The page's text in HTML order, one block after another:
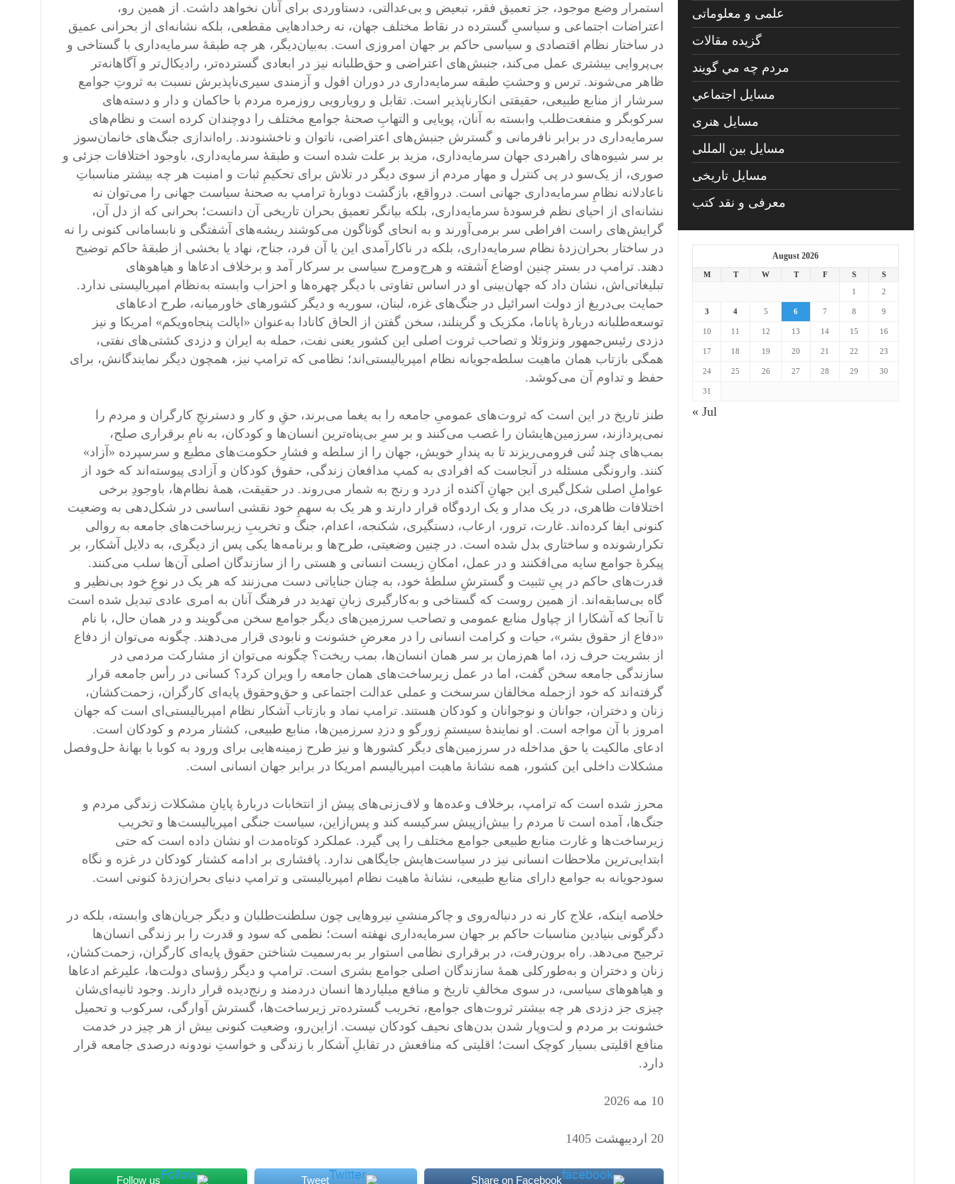
استمرار وضع موجود، جز تعمیق فقر، تبعیض و بی‌عدالتی، دستاوردی برای آنان نخواهد داشت. از همین رو،
اعتراضات اجتماعی و سیاسیِ گسترده در نقاط مختلف جهان، نه رخدادهایی مقطعی، بلکه نشانه‌ای از بحرانی عمیق
در ساختار نظام اقتصادی و سیاسی حاکم بر جهان امروزی است. به‌بیان‌دیگر، هر چه طبقهٔ سرمایه‌داری با گستاخی و
بی‌پروایی بیشتری عمل می‌کند، جنبش‌های اعتراضی و حق‌طلبانه نیز در ابعادی گسترده‌تر، رادیکال‌تر و آگاهانه‌تر
ظاهر می‌شوند. ترس و وحشتِ طبقه سرمایه‌داری در دوران افول و آزمندی سیری‌ناپذیرش نسبت به ثروتِ جوامع
سرشار از منابع طبیعی، حقیقتی انکارناپذیر است. تقابل و رویارویی روزمره مردم با حاکمان و دار و دسته‌های
سرکوبگر و منفعت‌طلب وابسته به آنان، پویایی و التهابِ صحنهٔ جوامع مختلف را دوچندان کرده است و نظام‌های
سرمایه‌داری در برابر نافرمانی و گسترش جنبش‌های اعتراضی، ناتوان و ناخشنودند. راه‌اندازی جنگ‌های خانمان‌سوز
بر سر شیوه‌های راهبردی جهان سرمایه‌داری، مزید بر علت شده است و طبقهٔ سرمایه‌داری، باوجود اختلافات جزئی و
صوری، از یک‌سو در پی کنترل و مهار مردم از سوی دیگر در تلاش برای تحکیمِ ثبات و امنیت هر چه بیشتر مناسباتِ
ناعادلانه نظامِ سرمایه‌داری جهانی است. درواقع، بازگشت دوبارهٔ ترامپ به صحنهٔ سیاست جهانی را می‌توان نه
نشانه‌ای از احیای نظم فرسودهٔ سرمایه‌داری، بلکه بیانگر تعمیق بحران تاریخی آن دانست؛ بحرانی که از دل آن،
گرایش‌های راست افراطی سر برمی‌آورند و به انحای گوناگون می‌کوشند ریشه‌های آشفتگی و نابسامانی کنونی را نه
در ساختار بحران‌زدهٔ نظام سرمایه‌داری، بلکه در ناکارآمدی این یا آن فرد، جناح، نهاد یا بخشی از طبقهٔ حاکم توضیح
دهند. ترامپ در بستر چنین اوضاع آشفته و هرج‌ومرج سیاسی بر سرکار آمد و برخلاف ادعاها و هیاهوهای
تبلیغاتی‌اش، نشان داد که جهان‌بینی او در اساس تفاوتی با دیگر چهره‌ها و احزاب وابسته به‌نظام امپریالیستی ندارد.
حمایت بی‌دریغ از دولت اسرائیل در جنگ‌های غزه، لبنان، سوریه و دیگر کشورهای خاورمیانه، طرح ادعاهای
توسعه‌طلبانه دربارهٔ پاناما، مکزیک و گرینلند، سخن گفتن از الحاق کانادا به‌عنوان «ایالت پنجاه‌ویکم» امریکا و نیز
دزدی رئیس‌جمهور ونزوئلا و تصاحب ثروت اصلی این کشور یعنی نفت، حمله به ایران و دزدی کشتی‌های نفتی،
همگی بازتاب همان ماهیت سلطه‌جویانه نظام امپریالیستی‌اند؛ نظامی که ترامپ نیز، همچون دیگر نمایندگانش، برای
حفظ و تداوم آن می‌کوشد.
طنز تاریخ در این است که ثروت‌های عمومیِ جامعه را به یغما می‌برند، حقِ و کار و دسترنجِ کارگران و مردم را
نمی‌پردازند، سرزمین‌هایشان را غصب می‌کنند و بر سرِ بی‌پناه‌ترین انسان‌ها و کودکان، به نامِ برقراری صلح،
بمب‌های چند تُنی فرومی‌ریزند تا به پندارِ خویش، جهان را از سلطه و فشارِ حکومت‌های مطیع و سرسپرده «آزاد»
کنند. وارونگی مسئله در آنجاست که افرادی به کمپ مدافعان زندگی، حقوق کودکان و آزادی پیوسته‌اند که خود از
عواملِ اصلی شکل‌گیری این جهانِ آکنده از درد و رنج به شمار می‌روند. در حقیقت، همهٔ نظام‌ها، باوجودِ برخی
اختلافات ظاهری، در یک مدار و یک اردوگاه قرار دارند و هر یک به سهمِ خود نقشی اساسی در شکل‌دهی به وضعیت
کنونی ایفا کرده‌اند. غارت، ترور، ارعاب، دستگیری، شکنجه، اعدام، جنگ و تخریبِ زیرساخت‌های جامعه به روالی
تکرارشونده و ساختاری بدل شده است. در چنین وضعیتی، طرح‌ها و برنامه‌ها یکی پس از دیگری، به دلایل آشکار، بر
پیکرهٔ جوامع سایه می‌افکنند و در عمل، امکانِ زیست انسانی و هستی را از سازندگان اصلی آن‌ها سلب می‌کنند.
قدرت‌های حاکم در پیِ تثبیت و گسترشِ سلطهٔ خود، به چنان جنایاتی دست می‌زنند که هر یک در نوعِ خود بی‌نظیر و
گاه بی‌سابقه‌اند. از همین روست که گستاخی و به‌کارگیری زبانِ تهدید در فرهنگ آنان به امری عادی تبدیل شده است
تا آنجا که آشکارا از چپاول منابع عمومی و تصاحب سرزمین‌های دیگر جوامع سخن می‌گویند و در همان حال، با نام
«دفاع از حقوق بشر»، حیات و کرامت انسانی را در معرضِ خشونت و نابودی قرار می‌دهند. چگونه می‌توان از دفاع
از بشریت حرف زد، اما هم‌زمان بر سر همان انسان‌ها، بمب ریخت؟ چگونه می‌توان از مشارکت مردمی در
سازندگی جامعه سخن گفت، اما در عمل زیرساخت‌های همان جامعه را ویران کرد؟ کسانی در رأس جامعه قرار
گرفته‌اند که خود ازجمله مخالفان سرسخت و عملی عدالت اجتماعی و حق‌وحقوق پایه‌ای کارگران، زحمت‌کشان،
زنان و دختران، جوانان و نوجوانان و کودکان هستند. ترامپ نماد و بازتاب آشکار نظام امپریالیستی‌ای است که جهان
امروز با آن مواجه است. او نمایندهٔ سیستمِ زورگو و دزدِ سرزمین‌ها، منابع طبیعی، کشتار مردم و کودکان است.
ادعای مالکیت یا حق مداخله در سرزمین‌های دیگر کشورها و نیز طرح زمینه‌هایی برای ورود به کوبا با بهانهٔ حل‌وفصل
مشکلات داخلی این کشور، همه نشانهٔ ماهیت امپریالیسم امریکا در برابر جهان انسانی است.
محرز شده است که ترامپ، برخلاف وعده‌ها و لاف‌زنی‌های پیش از انتخابات دربارهٔ پایانِ مشکلات زندگی مردم و
جنگ‌ها، آمده است تا مردم را بیش‌ازپیش سرکیسه کند و پس‌ازاین، سیاست جنگی امپریالیست‌ها و تخریب
زیرساخت‌ها و غارت منابع طبیعی جوامع مختلف را پی گیرد. عملکرد کوتاه‌مدت او نشان داده است که حتی
ابتدایی‌ترین ملاحظات انسانی نیز در سیاست‌هایش جایگاهی ندارد. پافشاری بر ادامه کشتار کودکان در غزه و نگاه
سودجویانه به جوامع دارای منابع طبیعی، نشانهٔ ماهیت نظام امپریالیستی و ترامپ دنیای بحران‌زدهٔ کنونی است.
خلاصه اینکه، علاج کار نه در دنباله‌روی و چاکرمنشیِ نیروهایی چون سلطنت‌طلبان و دیگر جریان‌های وابسته، بلکه در
دگرگونی بنیادین مناسبات حاکم بر جهان سرمایه‌داری نهفته است؛ نظمی که سود و قدرت را بر زندگی انسان‌ها
ترجیح می‌دهد. راه برون‌رفت، در برقراری نظامی استوار بر به‌رسمیت شناختن حقوق پایه‌ای کارگران، زحمت‌کشان،
زنان و دختران و به‌طورکلی همهٔ سازندگان اصلی جوامع بشری است. ترامپ و دیگر رؤسای دولت‌ها، علیرغم ادعاها
و هیاهوهای سیاسی، در سوی مخالفِ تاریخ و منافع میلیاردها انسان دردمند و رنج‌دیده قرار دارند. وجود ثانیه‌ای‌شان
چیزی جز دزدی هر چه بیشتر ثروت‌های جوامع، تخریب گسترده‌تر زیرساخت‌ها، گسترش آوارگی، سرکوب و تحمیل
خشونت بر مردم و لت‌وپار شدن بدن‌های نحیف کودکان نیست. ازاین‌رو، وضعیت کنونی بیش از هر چیز در خدمت
منافع اقلیتی بسیار کوچک است؛ اقلیتی که منافعش در تقابلِ آشکار با زندگی و خواستِ نودونه درصدی جامعه قرار
دارد.
10 مه 2026
20 اردیبهشت 1405
Share on Facebook
Tweet
Follow us
علمی و معلوماتی
گزیده مقالات
مردم چه مي گويند
مسايل اجتماعي
مسايل هنری
مسایل بین المللی
مسایل تاریخی
معرفی و نقد کتب
August 2026
M T W T F S
S
1
2
3 4 5 6 7 8 9
10 11 12 13 14 15 16
17 18 19 20 21 22 23
24 25 26 27 28 29 30
31
« Jul